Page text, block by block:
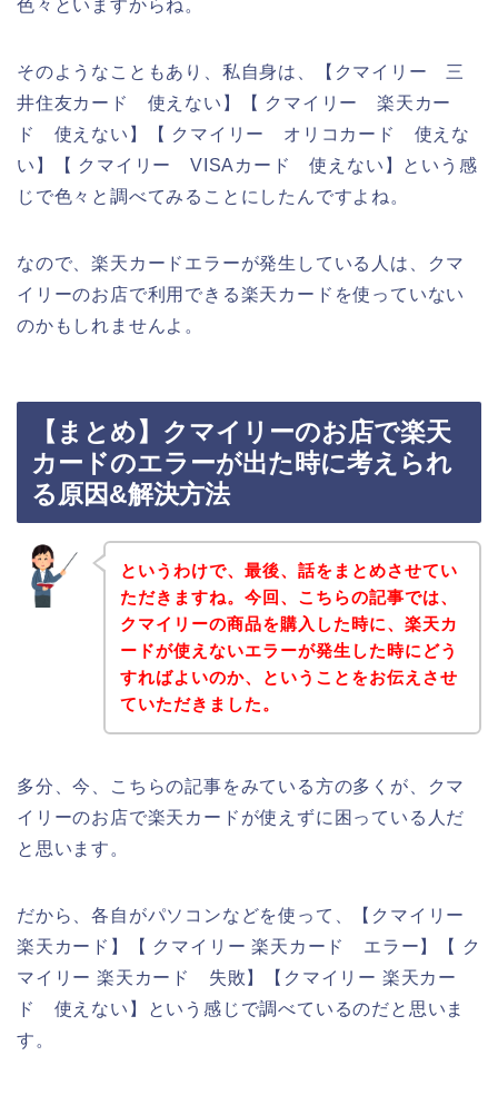
色々といますからね。
そのようなこともあり、私自身は、【クマイリー 三
井住友カード 使えない】【 クマイリー 楽天カー
ド 使えない】【 クマイリー オリコカード 使えな
い】【 クマイリー VISAカード 使えない】という感
じで色々と調べてみることにしたんですよね。
なので、楽天カードエラーが発生している人は、クマ
イリーのお店で利用できる楽天カードを使っていない
のかもしれませんよ。
【まとめ】クマイリーのお店で楽天
カードのエラーが出た時に考えられ
る原因&解決方法
というわけで、最後、話をまとめさせてい
ただきますね。今回、こちらの記事では、
クマイリーの商品を購入した時に、楽天カ
ードが使えないエラーが発生した時にどう
すればよいのか、ということをお伝えさせ
ていただきました。
多分、今、こちらの記事をみている方の多くが、クマ
イリーのお店で楽天カードが使えずに困っている人だ
と思います。
だから、各自がパソコンなどを使って、【クマイリー
楽天カード】【 クマイリー 楽天カード エラー】【 ク
マイリー 楽天カード 失敗】【クマイリー 楽天カー
ド 使えない】という感じで調べているのだと思いま
す。